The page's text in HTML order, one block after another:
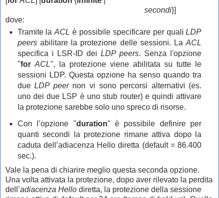
secondi}]
dove:
Tramite laACLè possibile specificare per qualiLDP
peersabilitare la protezione delle sessioni. LaACL
specifica i LSR-ID deiLDP peers. Senza l'opzione
"for ACL", la protezione viene abilitata su tutte le
sessioni LDP. Questa opzione ha senso quando tra
dueLDP peernon vi sono percorsi alternativi (es.
uno dei due LSP è uno stub router) e quindi attivare
la protezione sarebbe solo uno spreco di risorse.
Con l’opzione "duration" è possibile definire per
quanti secondi la protezione rimane attiva dopo la
caduta dell’adiacenza Hello diretta (default = 86.400
sec.).
Vale la pena di chiarire meglio questa seconda opzione.
Una volta attivata la protezione, dopo aver rilevato la perdita
dell’adiacenza Hello diretta, la protezione della sessione